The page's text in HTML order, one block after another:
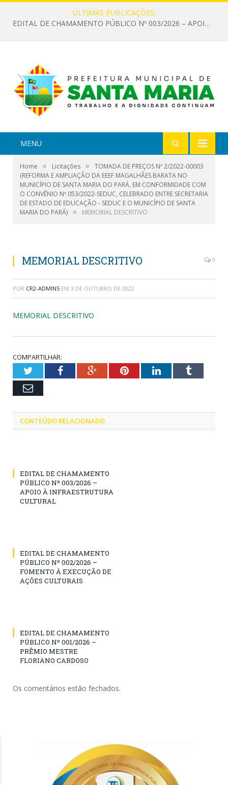
ÚLTIMAS PUBLICAÇÕES:
EDITAL DE CHAMAMENTO PÚBLICO Nº 003/2026 – APOIO À INFRAESTRUTURA CULTURAL
MENU
Home » Licitações »
TOMADA DE PREÇOS Nº 2/2022-00003
(REFORMA E AMPLIAÇÃO DA EEEF MAGALHÃES BARATA NO
MUNICÍPIO DE SANTA MARIA DO PARÁ, EM CONFORMIDADE COM
O CONVÊNIO Nº 053/2022-SEDUC, CELEBRADO ENTRE SECRETARIA
DE ESTADO DE EDUCAÇÃO - SEDUC E O MUNICÍPIO DE SANTA
MARIA DO PARÁ) » MEMORIAL DESCRITIVO
MEMORIAL DESCRITIVO 0
POR CR2-ADMIN5 EM 3 DE OUTUBRO DE 2022
MEMORIAL DESCRITIVO
COMPARTILHAR:
TwitterFacebookGoogle+PinterestLinkedInTumblr
Email
CONTEÚDO RELACIONADO
EDITAL DE CHAMAMENTO
PÚBLICO Nº 003/2026 –
APOIO À INFRAESTRUTURA
CULTURAL
EDITAL DE CHAMAMENTO
PÚBLICO Nº 002/2026 –
FOMENTO À EXECUÇÃO DE
AÇÕES CULTURAIS
EDITAL DE CHAMAMENTO
PÚBLICO Nº 001/2026 –
PRÊMIO MESTRE
FLORIANO CARDOSO
Os comentários estão fechados.